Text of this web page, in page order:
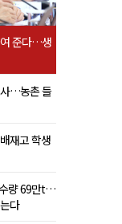
여 준다…생
사…농촌 들
재고 학생
량 69만t…
다